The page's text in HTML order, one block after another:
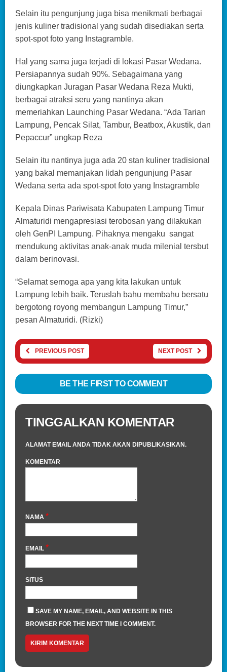
Selain itu pengunjung juga bisa menikmati berbagai
jenis kuliner tradisional yang sudah disediakan serta
spot-spot foto yang Instagramble.
Hal yang sama juga terjadi di lokasi Pasar Wedana.
Persiapannya sudah 90%. Sebagaimana yang
diungkapkan Juragan Pasar Wedana Reza Mukti,
berbagai atraksi seru yang nantinya akan
memeriahkan Launching Pasar Wedana. “Ada Tarian
Lampung, Pencak Silat, Tambur, Beatbox, Akustik, dan
Pepaccur” ungkap Reza
Selain itu nantinya juga ada 20 stan kuliner tradisional
yang bakal memanjakan lidah pengunjung Pasar
Wedana serta ada spot-spot foto yang Instagramble
Kepala Dinas Pariwisata Kabupaten Lampung Timur
Almaturidi mengapresiasi terobosan yang dilakukan
oleh GenPI Lampung. Pihaknya mengaku sangat
mendukung aktivitas anak-anak muda milenial tersbut
dalam berinovasi.
“Selamat semoga apa yang kita lakukan untuk
Lampung lebih baik. Teruslah bahu membahu bersatu
bergotong royong membangun Lampung Timur,”
pesan Almaturidi. (Rizki)
PREVIOUS POST NEXT POST
BE THE FIRST TO COMMENT
TINGGALKAN KOMENTAR
ALAMAT EMAIL ANDA TIDAK AKAN DIPUBLIKASIKAN.
KOMENTAR
NAMA *
EMAIL *
SITUS
SAVE MY NAME, EMAIL, AND WEBSITE IN THIS
BROWSER FOR THE NEXT TIME I COMMENT.